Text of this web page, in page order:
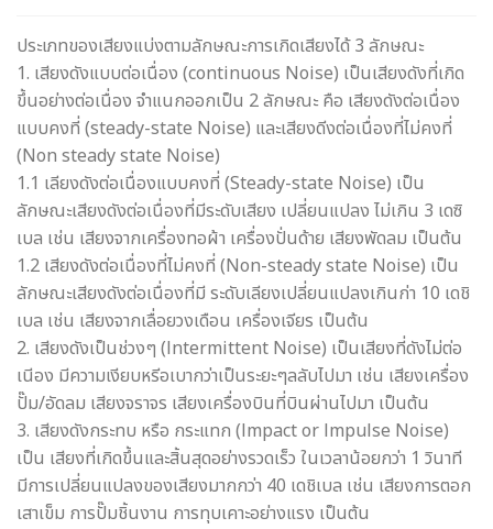
ประเภทของเสียงแบ่งตามลักษณะการเกิดเสียงได้ 3 ลักษณะ
1. เสียงดังแบบต่อเนื่อง (continuous Noise) เป็นเสียงดังที่เกิด
ขึ้นอย่างต่อเนื่อง จำแนกออกเป็น 2 ลักษณะ คือ เสียงดังต่อเนื่อง
แบบคงที่ (steady-state Noise) และเสียงดีงต่อเนื่องที่ไม่คงที่
(Non steady state Noise)
1.1 เลียงดังต่อเนื่องแบบคงที่ (Steady-state Noise) เป็น
ลักษณะเสียงดังต่อเนื่องที่มีระดับเสียง เปลี่ยนแปลง ไม่เกิน 3 เดซิ
เบล เช่น เสียงจากเครื่องทอผ้า เครื่องปั่นด้าย เสียงพัดลม เป็นต้u
1.2 เสียงดังต่อเนื่องที่ไม่คงที่ (Non-steady state Noise) เป็น
ลักษณะเสียงดังต่อเนื่องที่มี ระดับเลียงเปลี่ยนแปลงเกินก่า 10 เดชิ
เบล เช่น เสียงจากเลื่อยวงเดือน เครื่องเจียร เป็นต้น
2. เสียงดังเป็นช่วงๆ (lntermittent Noise) เป็นเสียงที่ดังไม่ต่อ
เนีอง มีความเงียบหรีอเบากว่าเป็นระยะๆลลับไปมา เช่น เสียงเครื่อง
ปั๊ม/อัดลม เสียงจราจร เสียงเครื่องบินที่บินผ่านไปมา เป็นต้น
3. เสียงดังกระทบ หรือ กระแทก (lmpact or lmpulse Noise)
เป็น เสียงที่เกิดขึ้นและสิ้นสุดอย่างรวดเร็ว ในเวลาน้อยกว่า 1 วินาที
มีการเปลี่ยนแปลงของเสียงมากกว่า 40 เดชิเบล เช่น เสียงการตอก
เสาเข็ม การปั๊มชิ้นงาน การทุบเคาะอย่างแรง เป็นต้น